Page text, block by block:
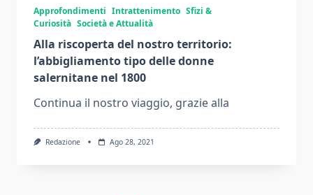
Approfondimenti Intrattenimento Sfizi &
Curiosità Società e Attualità
Alla riscoperta del nostro territorio:
l’abbigliamento tipo delle donne
salernitane nel 1800
Continua il nostro viaggio, grazie alla
Redazione Ago 28, 2021